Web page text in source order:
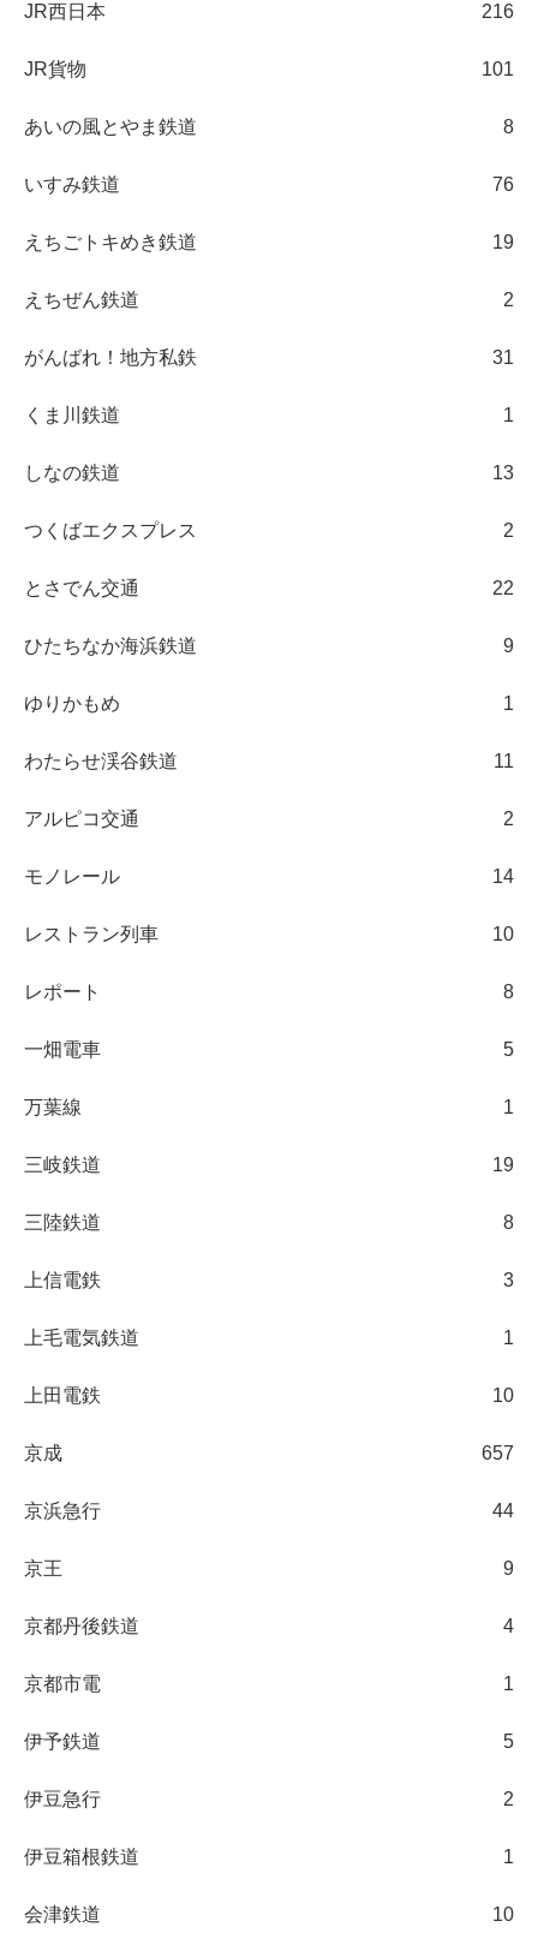
JR西日本 216
JR貨物 101
あいの風とやま鉄道 8
いすみ鉄道 76
えちごトキめき鉄道 19
えちぜん鉄道 2
がんばれ！地方私鉄 31
くま川鉄道 1
しなの鉄道 13
つくばエクスプレス 2
とさでん交通 22
ひたちなか海浜鉄道 9
ゆりかもめ 1
わたらせ渓谷鉄道 11
アルピコ交通 2
モノレール 14
レストラン列車 10
レポート 8
一畑電車 5
万葉線 1
三岐鉄道 19
三陸鉄道 8
上信電鉄 3
上毛電気鉄道 1
上田電鉄 10
京成 657
京浜急行 44
京王 9
京都丹後鉄道 4
京都市電 1
伊予鉄道 5
伊豆急行 2
伊豆箱根鉄道 1
会津鉄道 10